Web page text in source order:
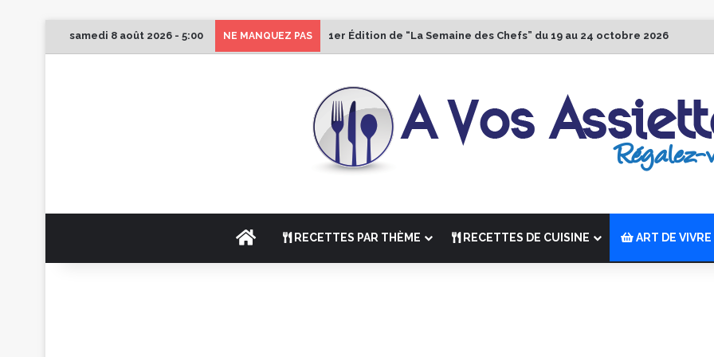
samedi 8 août 2026 - 5:00 NE MANQUEZ PAS 1er Édition de “La Semaine des Chefs” du 19 au 24 octobre 2026
ACCUEILRECETTES PAR THÈME RECETTES DE CUISINE ART DE VIVRE